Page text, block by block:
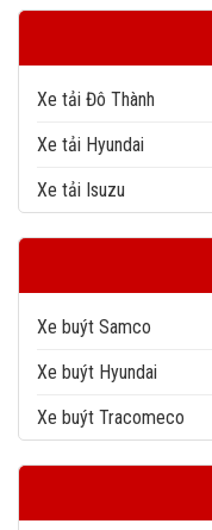
Xe tải Đô Thành
Xe tải Hyundai
Xe tải Isuzu
Xe buýt Samco
Xe buýt Hyundai
Xe buýt Tracomeco